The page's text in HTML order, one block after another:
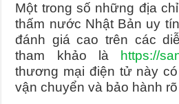
Một trong số những địa
thấm nước Nhật Bản uy
đánh giá cao trên các
tham khảo là
https://
thương mại điện tử này
vận chuyển và bảo hành